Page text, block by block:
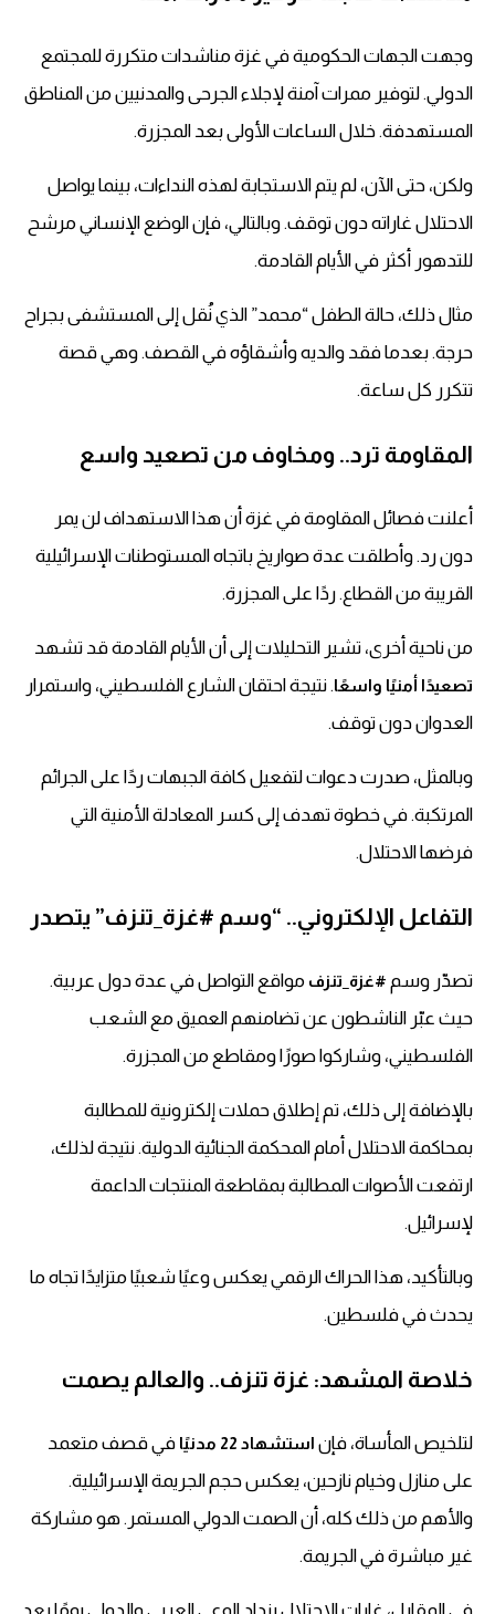
وجهت الجهات الحكومية في غزة مناشدات متكررة للمجتمع
الدولي. لتوفير ممرات آمنة لإجلاء الجرحى والمدنيين من المناطق
المستهدفة. خلال الساعات الأولى بعد المجزرة.
ولكن، حتى الآن، لم يتم الاستجابة لهذه النداءات، بينما يواصل
الاحتلال غاراته دون توقف. وبالتالي، فإن الوضع الإنساني مرشح
للتدهور أكثر في الأيام القادمة.
مثال ذلك، حالة الطفل “محمد” الذي نُقل إلى المستشفى بجراح
حرجة. بعدما فقد والديه وأشقاؤه في القصف. وهي قصة
تتكرر كل ساعة.
المقاومة ترد.. ومخاوف من تصعيد واسع
أعلنت فصائل المقاومة في غزة أن هذا الاستهداف لن يمر
دون رد. وأطلقت عدة صواريخ باتجاه المستوطنات الإسرائيلية
القريبة من القطاع. ردًا على المجزرة.
من ناحية أخرى، تشير التحليلات إلى أن الأيام القادمة قد تشهد
تصعيدًا أمنيًا واسعًا. نتيجة احتقان الشارع الفلسطيني، واستمرار
العدوان دون توقف.
وبالمثل، صدرت دعوات لتفعيل كافة الجبهات ردًا على الجرائم
المرتكبة. في خطوة تهدف إلى كسر المعادلة الأمنية التي
فرضها الاحتلال.
التفاعل الإلكتروني.. “وسم #غزة_تنزف” يتصدر
تصدّر وسم #غزة_تنزف مواقع التواصل في عدة دول عربية.
حيث عبّر الناشطون عن تضامنهم العميق مع الشعب
الفلسطيني، وشاركوا صورًا ومقاطع من المجزرة.
بالإضافة إلى ذلك، تم إطلاق حملات إلكترونية للمطالبة
بمحاكمة الاحتلال أمام المحكمة الجنائية الدولية. نتيجة لذلك،
ارتفعت الأصوات المطالبة بمقاطعة المنتجات الداعمة
لإسرائيل.
وبالتأكيد، هذا الحراك الرقمي يعكس وعيًا شعبيًا متزايدًا تجاه ما
يحدث في فلسطين.
خلاصة المشهد: غزة تنزف.. والعالم يصمت
لتلخيص المأساة، فإن استشهاد 22 مدنيًا
في قصف متعمد
على منازل وخيام نازحين، يعكس حجم الجريمة الإسرائيلية.
والأهم من ذلك كله، أن الصمت الدولي المستمر. هو مشاركة
غير مباشرة في الجريمة.